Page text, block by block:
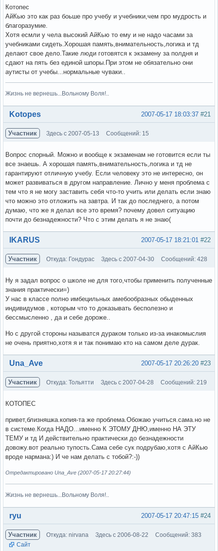
Котопес
АйКью это как раз боьше про учебу и учебники,чем про мудрость и
благоразумие.
Хотя есмли у чела высокий АйКью то ему и не надо часами за
учебниками сидеть.Хорошая память,внимательность,логика и тд
делают свое дело.Такие люди готовятся к экзамену за полдня и
сдают на пять без единой шпоры.При этом не обязательно они
аутисты от учебы...нормальные чуваки..
Жизнь не вернешь...Вольному Воля!..
Вне форума #21
2007-05-17 18:03:37
Kotopes
Участник Здесь с 2007-05-13 Сообщений: 15
Вопрос спорный. Можно и вообще к экзаменам не готовится если ты
все знаешь. А хорошая память,внимательность,логика и тд не
гарантируют отличную учебу. Если человеку это не интересно, он
может развиваться в другом направление. Лично у меня проблема с
тем что я не могу заставить себя что-то учить или делать если знаю
что можно это отложить на завтра. И так до последнего, а потом
думаю, что же я делал все это время? почему довел ситуацию
почти до безнадежности? Что с этим делать я не знаю(
Вне форума #22
2007-05-17 18:21:01
IKARUS
Участник Откуда: Гондурас Здесь с 2007-04-30 Сообщений: 428
Ну я задал вопрос о школе не для того,чтобы применить полученные
знания практически=)
У нас в классе полно имбецильных амебообразных обыденных
индивидумов , которым что то доказывать бесполезно и
бессмысленно , да и себе дороже..
Но с другой стороны называтся дураком только из-за инакомыслия
не очень приятно,хотя я и так понимаю кто на самом деле дурак.
Вне форума #23
2007-05-17 20:26:20
Una_Ave
Участник Откуда: Тольятти Здесь с 2007-04-28 Сообщений: 219
КОТОПЕС
привет,близняшка.копия-та же проблема.Обожаю учиться.сама.но не
в системе.Когда НАДО...именно К ЭТОМУ ДНЮ,именно НА ЭТУ
ТЕМУ и тд И действительно практически до безнадежности
довожу.вот реально тупость.Сама себе сук подрубаю,хотя с АйКью
вроде нармана:) И че нам делать с тобой?:-))
Отредактировано Una_Ave (2007-05-17 20:27:44)
Жизнь не вернешь...Вольному Воля!..
Вне форума #24
2007-05-17 20:47:15
ryu
Участник Откуда: nirvana Здесь с 2006-08-22
Сообщений: 383
Сайт